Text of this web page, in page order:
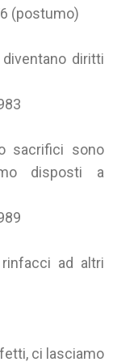
(postumo)
diritti
sacrifici sono
disposti a
ad altri
ci lasciamo